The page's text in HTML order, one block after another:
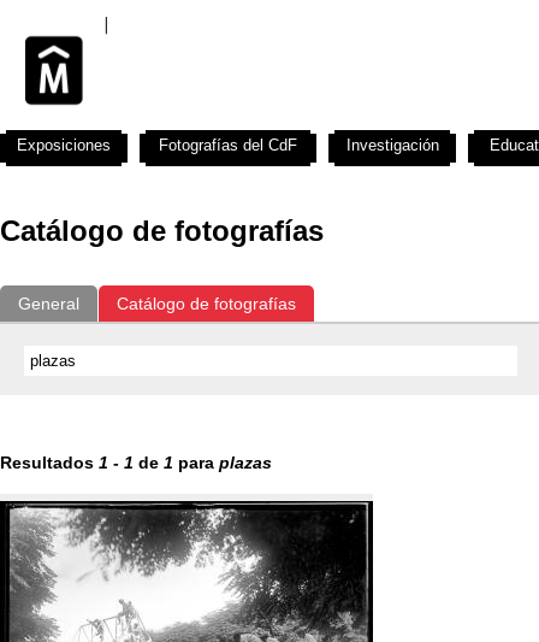
Catálogo de fotografías
General Catálogo de fotografías
Resultados 1 - 1 de 1 para plazas
Exposiciones Fotografías del CdF Investigación